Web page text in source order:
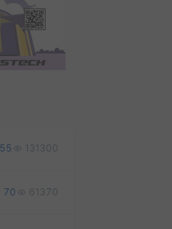
55 131300
70 61370